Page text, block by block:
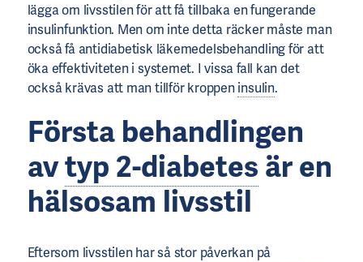
lägga om livsstilen för att få tillbaka en fungerande
insulinfunktion. Men om inte detta räcker måste man
också få antidiabetisk läkemedelsbehandling för att
öka effektiviteten i systemet. I vissa fall kan det
också krävas att man tillför kroppeninsulin.
Första behandlingen
avtyp 2-diabetes är en
hälsosam livsstil
Eftersom livsstilen har så stor påverkan på